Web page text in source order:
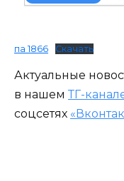
па 1866 Скачать
Актуальные
в нашем ТГ-
соцсетях